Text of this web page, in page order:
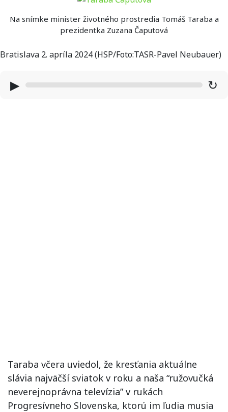
Na snímke minister životného prostredia Tomáš Taraba a
prezidentka Zuzana Čaputová
Bratislava 2. apríla 2024 (HSP/Foto:TASR-Pavel Neubauer)
▶ ↻
Taraba včera uviedol, že kresťania aktuálne
slávia najväčší sviatok v roku a naša “ružovučká
neverejnoprávna televízia” v rukách
Progresívneho Slovenska, ktorú im ľudia musia